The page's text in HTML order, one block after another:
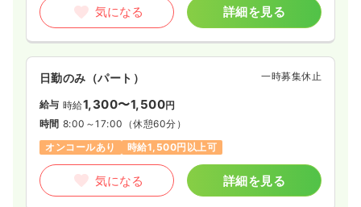
気になる 詳細を見る
日勤のみ（パート） 一時募集休止
給与 時給1,300〜1,500円
時間 8:00～17:00 （休憩60分）
オンコールあり
時給1,500円以上可
気になる 詳細を見る